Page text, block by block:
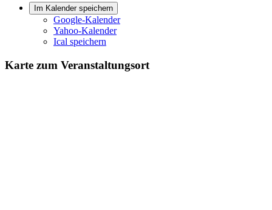
Im Kalender speichern
Google-Kalender
Yahoo-Kalender
Ical speichern
Karte zum Veranstaltungsort